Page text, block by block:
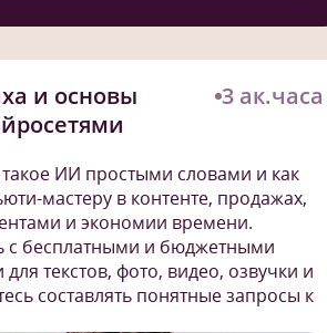
и основы
3 ак.часа
такое ИИ простыми словами и как
мастеру в контенте, продажах,
и экономии времени.
с бесплатными и бюджетными
текстов, фото, видео, озвучки и
составлять понятные запросы к